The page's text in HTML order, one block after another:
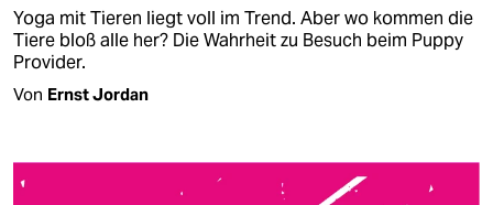
Yoga mit Tieren liegt voll im Trend. Aber wo kommen die
Tiere bloß alle her? Die Wahrheit zu Besuch beim Puppy
Provider.
Von Ernst Jordan